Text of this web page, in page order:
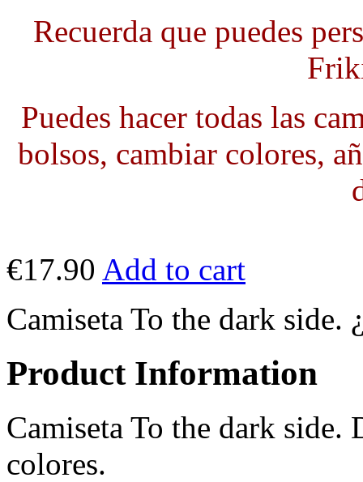
Recuerda que puedes
Puedes hacer todas las
bolsos, cambiar colores,
€17.90 Add to cart
Camiseta To the dark
Product Information
Camiseta To the dark
colores.